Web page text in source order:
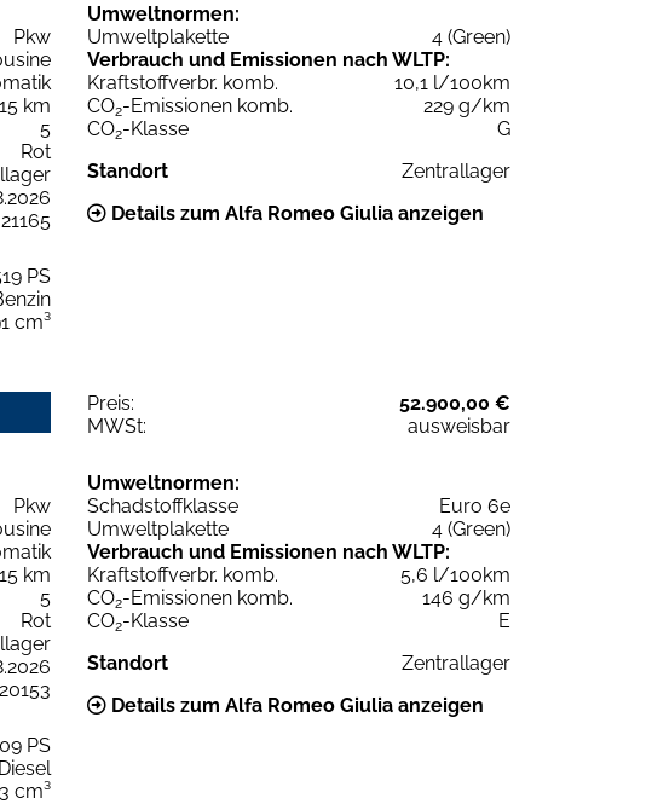
Pkw
15 km
5
Rot
21165
PS
cm³
Umweltnormen:
Umweltplakette
4 (Green)
Verbrauch und Emissionen nach WLTP:
Kraftstoffverbr. komb.
10,1 l/100km
CO2-Emissionen komb.
229 g/km
CO2-Klasse
G
Standort
Zentrallager
Details zum Alfa Romeo Giulia anzeigen
Preis:
52.900,00 €
MWSt:
ausweisbar
Pkw
15 km
5
Rot
20153
PS
Diesel
cm³
Umweltnormen:
Schadstoffklasse
Euro 6e
Umweltplakette
4 (Green)
Verbrauch und Emissionen nach WLTP:
Kraftstoffverbr. komb.
5,6 l/100km
CO2-Emissionen komb.
146 g/km
CO2-Klasse
E
Standort
Zentrallager
Details zum Alfa Romeo Giulia anzeigen